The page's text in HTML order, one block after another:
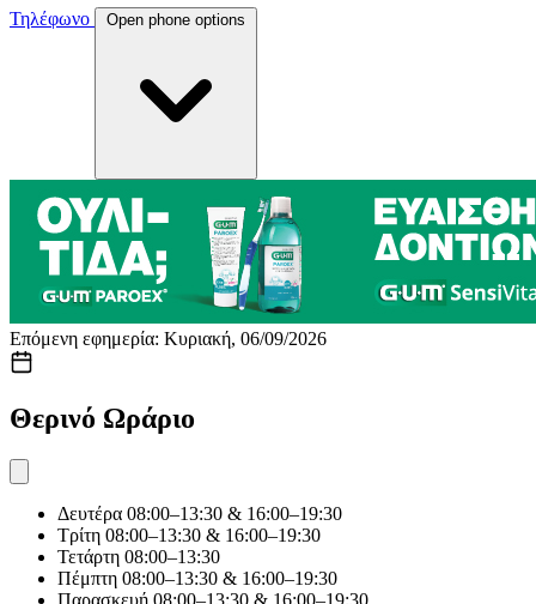
Τηλέφωνο Open phone options
Επόμενη εφημερία: Κυριακή, 06/09/2026
Θερινό Ωράριο
Δευτέρα 08:00–13:30 & 16:00–19:30
Τρίτη 08:00–13:30 & 16:00–19:30
Τετάρτη 08:00–13:30
Πέμπτη 08:00–13:30 & 16:00–19:30
Παρασκευή 08:00–13:30 & 16:00–19:30